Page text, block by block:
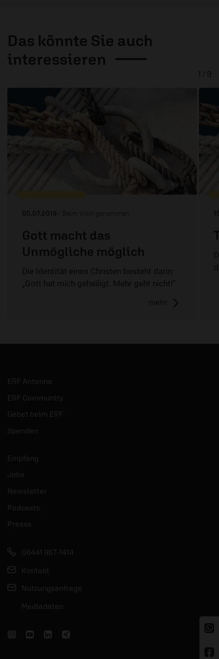
Das könnte Sie auch
interessieren
05.07.2019 / Beim Wort genommen
Gott macht das
Unmögliche möglich
Die Identität eines Christen besteht darin:
„Gott hat mich geheiligt. Mehr geht nicht!“
mehr
1 / 9
ERF Antenne
ERF Community
Gebet beim ERF
Spenden
Empfang
Jobs
Newsletter
Podcasts
Presse
06441 957-1414
Kontakt
Nutzungsanfrage
Mediadaten